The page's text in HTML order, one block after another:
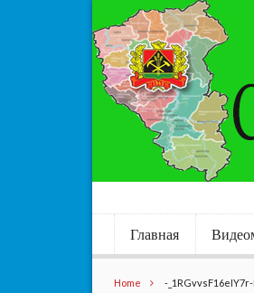
Главная
Home -